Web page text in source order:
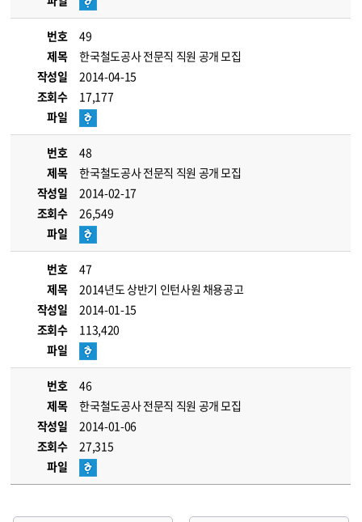
번호
49
제목
한국철도공사 전문직 직원 공개 모집
작성일
2014-04-15
조회수
17,177
파일
번호
48
제목
한국철도공사 전문직 직원 공개 모집
작성일
2014-02-17
조회수
26,549
파일
번호
47
제목
2014년도 상반기 인턴사원 채용공고
작성일
2014-01-15
조회수
113,420
파일
번호
46
제목
한국철도공사 전문직 직원 공개 모집
작성일
2014-01-06
조회수
27,315
파일